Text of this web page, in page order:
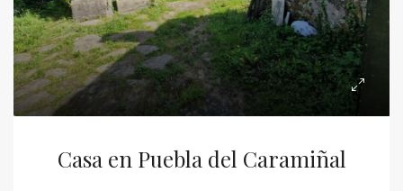
Casa en Puebla del Caramiñal